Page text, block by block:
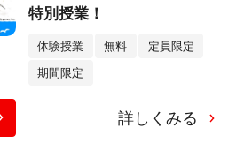
特別授業！
体験授業 無料 定員限定
期間限定
詳しくみる